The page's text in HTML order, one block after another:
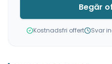
Begär
Kostnadsfri offert Svar